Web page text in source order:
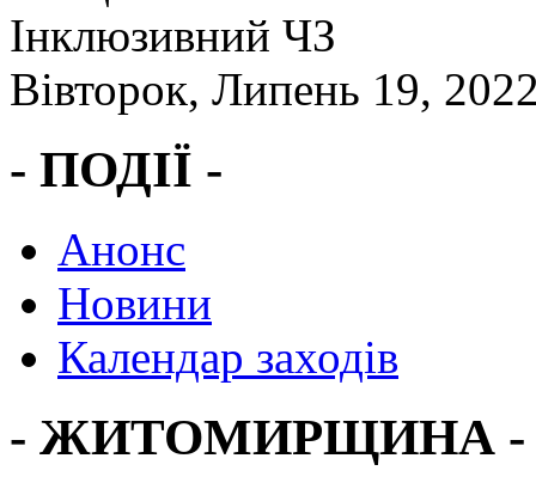
Інклюзивний ЧЗ
Вівторок, Липень 19,
- ПОДІЇ -
Анонс
Новини
Календар заходів
- ЖИТОМИРЩИНА -